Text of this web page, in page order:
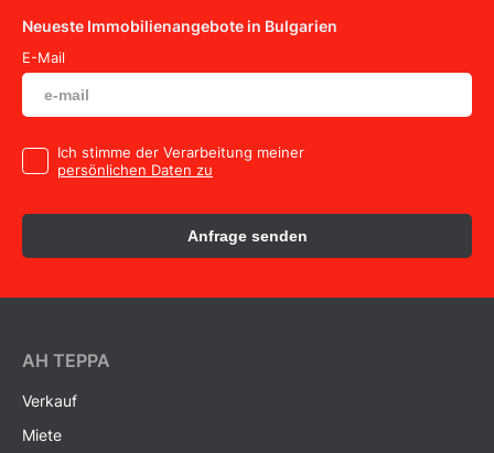
Neueste Immobilienangebote in Bulgarien
E-Mail
Ich stimme der Verarbeitung meiner
persönlichen Daten zu
Anfrage senden
AH ТEPPA
Verkauf
Miete